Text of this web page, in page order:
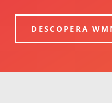
DESCOPERA